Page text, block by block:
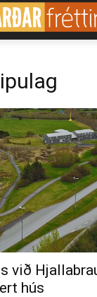
við
hús